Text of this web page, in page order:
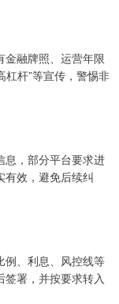
金融牌照、运营年限
杠杆”等宣传，警惕非
息，部分平台要求进
有效，避免后续纠
例、利息、风控线等
署，并按要求转入